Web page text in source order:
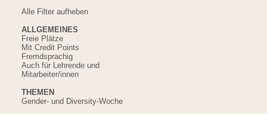
Alle Filter aufheben
ALLGEMEINES
Freie Plätze
Mit Credit Points
Fremdsprachig
Auch für Lehrende und
Mitarbeiter/innen
THEMEN
Gender- und Diversity-Woche